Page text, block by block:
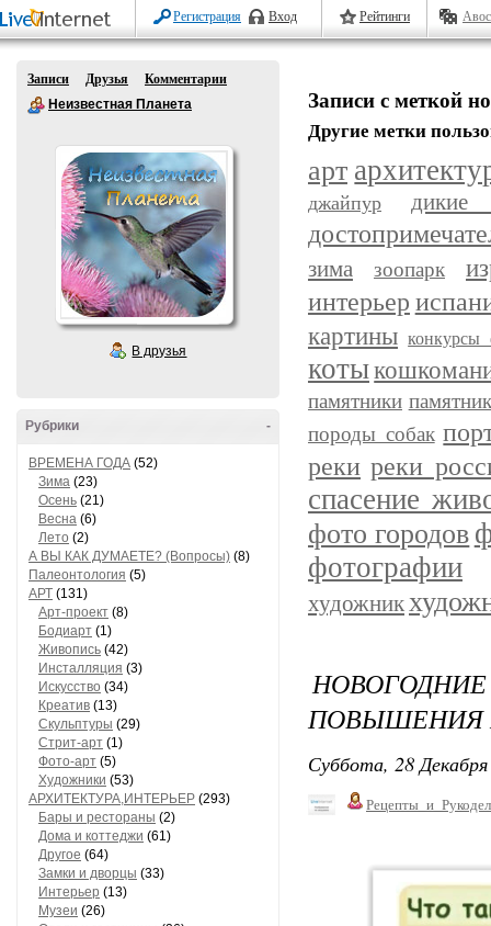
Регистрация Вход Рейтинги
Записи Друзья
Комментарии
Неизвестная Планета
В друзья
-
Рубрики
ВРЕМЕНА ГОДА (52)
Зима (23)
Осень (21)
Весна (6)
Лето (2)
А ВЫ КАК ДУМАЕТЕ? (Вопросы) (8)
Палеонтология (5)
АРТ (131)
Арт-проект (8)
Бодиарт (1)
Живопись (42)
Инсталляция (3)
Искусство (34)
Креатив (13)
Скульптуры (29)
Стрит-арт (1)
Фото-арт (5)
Художники (53)
АРХИТЕКТУРА,ИНТЕРЬЕР (293)
Бары и рестораны (2)
Дома и коттеджи (61)
Другое (64)
Замки и дворцы (33)
Интерьер (13)
Музеи (26)
Записи с меткой
Другие метки
арт
джайпур дикие
зима зоопарк
интерьер
картины конкурсы
коты
памятники
породы собак
реки реки
спасение
фото городов
фотографии
художник
ПОВЫШЕНИЯ
Суббота, 28